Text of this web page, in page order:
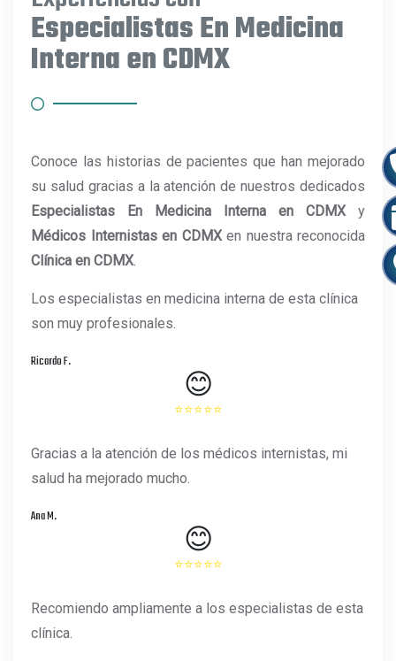
Especialistas En Medicina
Interna en CDMX
Conoce las historias de pacientes que han mejorado
su salud gracias a la atención de nuestros dedicados
Especialistas En Medicina Interna en CDMXy
Médicos Internistas en CDMXen nuestra reconocida
Clínica en CDMX.
Los especialistas en medicina interna de esta clínica
son muy profesionales.
Ricardo F.
😊
⭐⭐⭐⭐⭐
Gracias a la atención de los médicos internistas, mi
salud ha mejorado mucho.
Ana M.
😊
⭐⭐⭐⭐⭐
Recomiendo ampliamente a los especialistas de esta
clínica.